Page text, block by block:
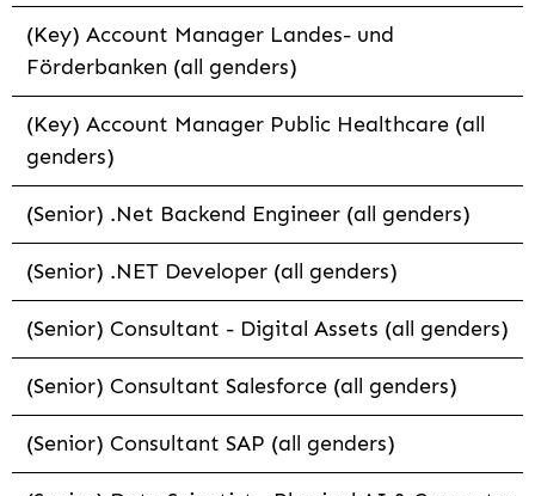
(Key) Account Manager Landes- und
Förderbanken (all genders)
(Key) Account Manager Public Healthcare (all
genders)
(Senior) .Net Backend Engineer (all genders)
(Senior) .NET Developer (all genders)
(Senior) Consultant - Digital Assets (all genders)
(Senior) Consultant Salesforce (all genders)
(Senior) Consultant SAP (all genders)